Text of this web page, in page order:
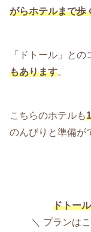
がらホテルまで歩
「ドトール」との
もあります。
こちらのホテルも
のんびりと準備が
ドトー
＼ プランは